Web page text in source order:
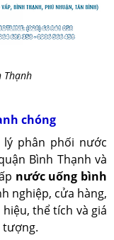
Thạnh
chóng
phân phối nước
Bình Thạnh và
nước uống bình
nghiệp, cửa hàng,
thể tích và giá
tượng.